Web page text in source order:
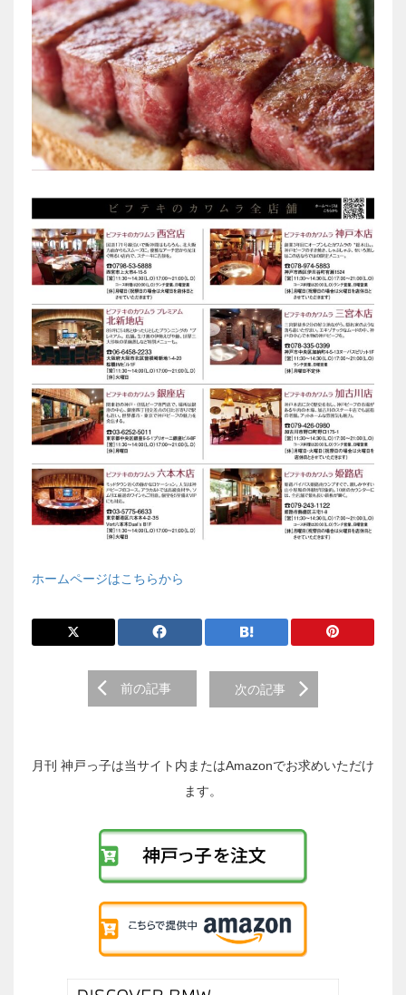
ホームページはこちらから
稿
前の記事 次の記事
月刊 神戸っ子は当サイト内またはAmazonでお求めいただけ
ます。